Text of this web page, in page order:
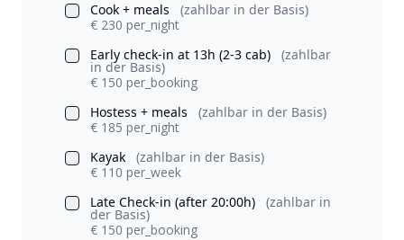
Cook + meals
(zahlbar in der Basis)
€ 230 per_night
Early check-in at 13h (2-3 cab)
(zahlbar
in der Basis)
€ 150 per_booking
Hostess + meals
(zahlbar in der Basis)
€ 185 per_night
Kayak
(zahlbar in der Basis)
€ 110 per_week
Late Check-in (after 20:00h)
(zahlbar in
der Basis)
€ 150 per_booking